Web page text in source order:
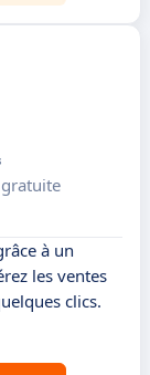
à un
les ventes
clics.